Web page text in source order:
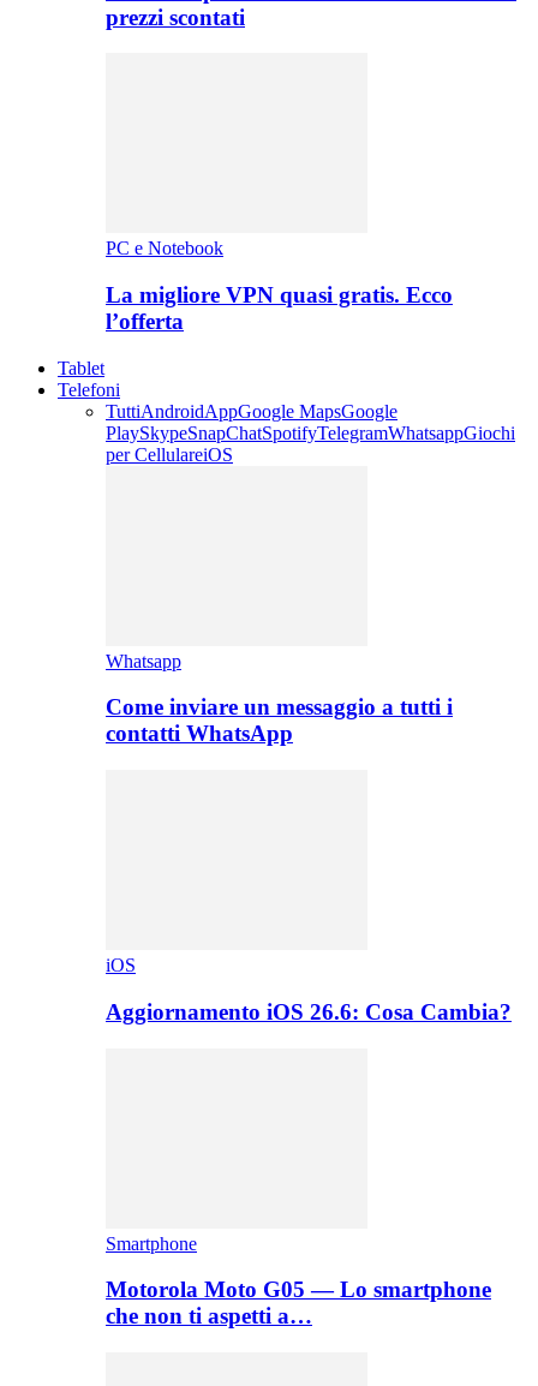
prezzi scontati
PC e Notebook
La migliore VPN quasi gratis. Ecco
l’offerta
Tablet
Telefoni
TuttiAndroidAppGoogle MapsGoogle
PlaySkypeSnapChatSpotifyTelegramWhatsappGiochi
per CellulareiOS
Whatsapp
Come inviare un messaggio a tutti i
contatti WhatsApp
iOS
Aggiornamento iOS 26.6: Cosa Cambia?
Smartphone
Motorola Moto G05 — Lo smartphone
che non ti aspetti a…